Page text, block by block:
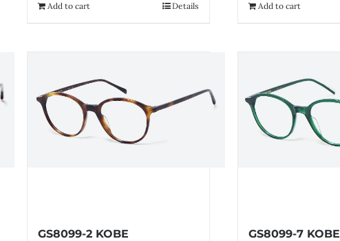
Add to cart Details Add to cart
GS8099-2 KOBE GS8099-7 KOBE